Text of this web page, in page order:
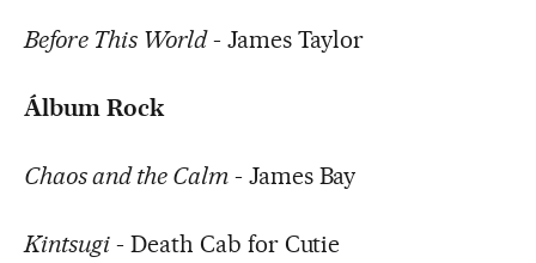
Before This World- James Taylor
Álbum Rock
Chaos and the Calm- James Bay
Kintsugi- Death Cab for Cutie